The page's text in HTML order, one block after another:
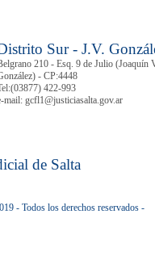
Sur - J.V.
210 - Esq. 9 de Julio (Joaquín
- CP:4448
(03877) 422-993
mail: gcfl1@justiciasalta.gov.ar
de Salta
- Todos los derechos reservados -